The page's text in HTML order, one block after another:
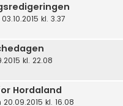
kl. 3.37
kl. 22.08
Hordaland
20.09.2015 kl. 16.08